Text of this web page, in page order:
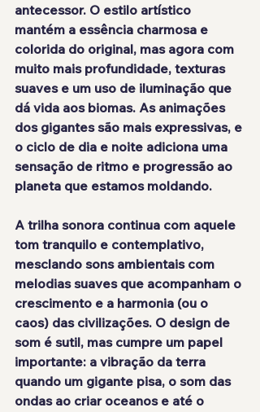
antecessor. O estilo artístico
mantém a essência charmosa e
colorida do original, mas agora com
muito mais profundidade, texturas
suaves e um uso de iluminação que
dá vida aos biomas. As animações
dos gigantes são mais expressivas, e
o ciclo de dia e noite adiciona uma
sensação de ritmo e progressão ao
planeta que estamos moldando.
A trilha sonora continua com aquele
tom tranquilo e contemplativo,
mesclando sons ambientais com
melodias suaves que acompanham o
crescimento e a harmonia (ou o
caos) das civilizações. O design de
som é sutil, mas cumpre um papel
importante: a vibração da terra
quando um gigante pisa, o som das
ondas ao criar oceanos e até o